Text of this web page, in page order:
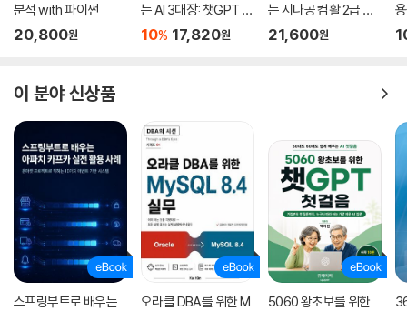
분석 with 파이썬
20,800원
는 AI 3대장: 챗GPT ·
제미나이 · 클로드
10% 17,820원
는 시나공 컴활 2급 필
기+실기
21,600원
이 분야 신상품
스프링부트로 배우는
오라클 DBA를 위한 M
5060 왕초보를 위한